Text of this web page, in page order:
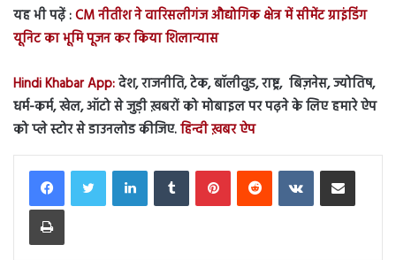
यह भी पढ़ें :CM नीतीश ने वारिसलीगंज औद्योगिक क्षेत्र में सीमेंट ग्राइंडिंग
यूनिट का भूमि पूजन कर किया शिलान्यास
Hindi Khabar App:देश, राजनीति, टेक, बॉलीवुड, राष्ट्र, बिज़नेस, ज्योतिष,
धर्म-कर्म, खेल, ऑटो से जुड़ी ख़बरों को मोबाइल पर पढ़ने के लिए हमारे ऐप
को प्ले स्टोर से डाउनलोड कीजिए.हिन्दी ख़बर ऐप
LinkedInTumblr PinterestReddit VKontakteShare via Email
Print